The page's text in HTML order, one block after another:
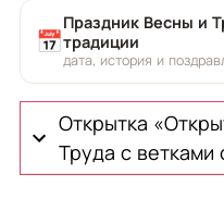
📅
Праздник Весны и
традиции
дата, история и
Открытка
Труда с ветками